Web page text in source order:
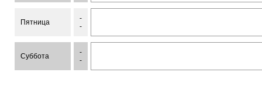
Пятница
-
-
Суббота
-
-